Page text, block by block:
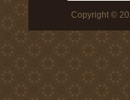
Copyright ©